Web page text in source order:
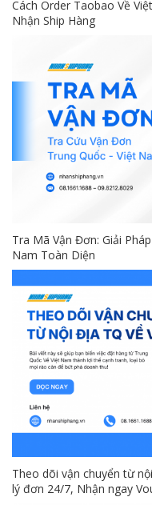
Cách Order Taobao Về
Nhận Ship Hàng
Tra Mã Vận Đơn: Giải
Nam Toàn Diện
Theo dõi vận chuyển từ
lý đơn 24/7, Nhận ngay